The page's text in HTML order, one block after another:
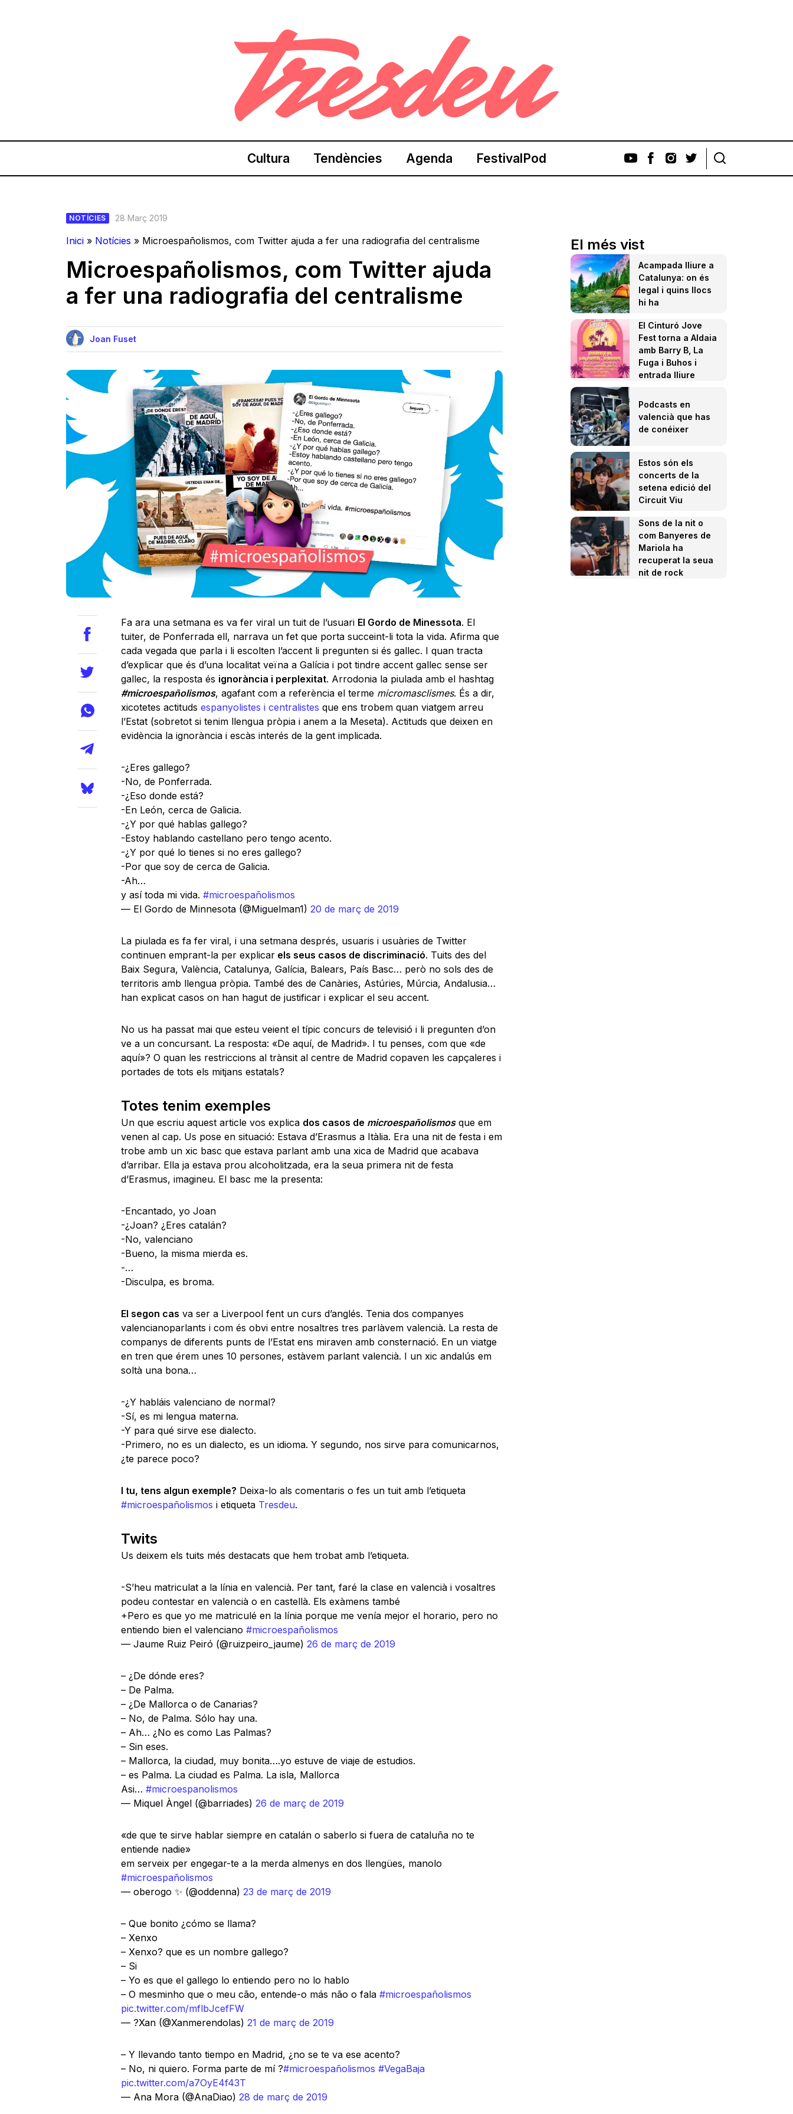
Cultura Tendències Agenda FestivalPod
NOTÍCIES 28 Març 2019
Inici » Notícies » Microespañolismos, com Twitter ajuda a fer una radiografia del centralisme
Microespañolismos, com Twitter ajuda
a fer una radiografia del centralisme
Joan Fuset
Fa ara una setmana es va fer viral un tuit de l’usuari El Gordo de Minessota. El
tuiter, de Ponferrada ell, narrava un fet que porta succeint-li tota la vida. Afirma que
cada vegada que parla i li escolten l’accent li pregunten si és gallec. I quan tracta
d’explicar que és d’una localitat veïna a Galícia i pot tindre accent gallec sense ser
gallec, la resposta és ignorància i perplexitat. Arrodonia la piulada amb el hashtag
#microespañolismos, agafant com a referència el terme micromasclismes. És a dir,
xicotetes actituds espanyolistes i centralistes que ens trobem quan viatgem arreu
l’Estat (sobretot si tenim llengua pròpia i anem a la Meseta). Actituds que deixen en
evidència la ignorància i escàs interés de la gent implicada.
-¿Eres gallego?
-No, de Ponferrada.
-¿Eso donde está?
-En León, cerca de Galicia.
-¿Y por qué hablas gallego?
-Estoy hablando castellano pero tengo acento.
-¿Y por qué lo tienes si no eres gallego?
-Por que soy de cerca de Galicia.
-Ah…
y así toda mi vida. #microespañolismos
— El Gordo de Minnesota (@Miguelman1) 20 de març de 2019
La piulada es fa fer viral, i una setmana després, usuaris i usuàries de Twitter
continuen emprant-la per explicarels seus casos de discriminació. Tuits des del
Baix Segura, València, Catalunya, Galícia, Balears, País Basc… però no sols des de
territoris amb llengua pròpia. També des de Canàries, Astúries, Múrcia, Andalusia…
han explicat casos on han hagut de justificar i explicar el seu accent.
No us ha passat mai que esteu veient el típic concurs de televisió i li pregunten d’on
ve a un concursant. La resposta: «De aquí, de Madrid». I tu penses, com que «de
aquí»? O quan les restriccions al trànsit al centre de Madrid copaven les capçaleres i
portades de tots els mitjans estatals?
Totes tenim exemples
Un que escriu aquest article vos explica dos casos de microespañolismosque em
venen al cap. Us pose en situació: Estava d’Erasmus a Itàlia. Era una nit de festa i em
trobe amb un xic basc que estava parlant amb una xica de Madrid que acabava
d’arribar. Ella ja estava prou alcoholitzada, era la seua primera nit de festa
d’Erasmus, imagineu. El basc me la presenta:
-Encantado, yo Joan
-¿Joan? ¿Eres catalán?
-No, valenciano
-Bueno, la misma mierda es.
-…
-Disculpa, es broma.
El segon cas va ser a Liverpool fent un curs d’anglés. Tenia dos companyes
valencianoparlants i com és obvi entre nosaltres tres parlàvem valencià. La resta de
companys de diferents punts de l’Estat ens miraven amb consternació. En un viatge
en tren que érem unes 10 persones, estàvem parlant valencià. I un xic andalús em
soltà una bona…
-¿Y habláis valenciano de normal?
-Sí, es mi lengua materna.
-Y para qué sirve ese dialecto.
-Primero, no es un dialecto, es un idioma. Y segundo, nos sirve para comunicarnos,
¿te parece poco?
I tu, tens algun exemple? Deixa-lo als comentaris o fes un tuit amb l’etiqueta
#microespañolismos i etiqueta Tresdeu.
Twits
Us deixem els tuits més destacats que hem trobat amb l’etiqueta.
-S’heu matriculat a la línia en valencià. Per tant, faré la clase en valencià i vosaltres
podeu contestar en valencià o en castellà. Els exàmens també
+Pero es que yo me matriculé en la línia porque me venía mejor el horario, pero no
entiendo bien el valenciano #microespañolismos
— Jaume Ruiz Peiró (@ruizpeiro_jaume) 26 de març de 2019
– ¿De dónde eres?
– De Palma.
– ¿De Mallorca o de Canarias?
– No, de Palma. Sólo hay una.
– Ah… ¿No es como Las Palmas?
– Sin eses.
– Mallorca, la ciudad, muy bonita….yo estuve de viaje de estudios.
– es Palma. La ciudad es Palma. La isla, Mallorca
Asi… #microespanolismos
— Miquel Àngel (@barriades) 26 de març de 2019
«de que te sirve hablar siempre en catalán o saberlo si fuera de cataluña no te
entiende nadie»
em serveix per engegar-te a la merda almenys en dos llengües, manolo
#microespañolismos
— oberogo ✨ (@oddenna) 23 de març de 2019
– Que bonito ¿cómo se llama?
– Xenxo
– Xenxo? que es un nombre gallego?
– Si
– Yo es que el gallego lo entiendo pero no lo hablo
– O mesminho que o meu cão, entende-o más não o fala #microespañolismos
pic.twitter.com/mflbJcefFW
— ?Xan (@Xanmerendolas) 21 de març de 2019
– Y llevando tanto tiempo en Madrid, ¿no se te va ese acento?
– No, ni quiero. Forma parte de mí ?#microespañolismos #VegaBaja
pic.twitter.com/a7OyE4f43T
— Ana Mora (@AnaDiao) 28 de març de 2019
El més vist
Acampada lliure a
Catalunya: on és
legal i quins llocs
hi ha
El Cinturó Jove
Fest torna a Aldaia
amb Barry B, La
Fuga i Buhos i
entrada lliure
Podcasts en
valencià que has
de conéixer
Estos són els
concerts de la
setena edició del
Circuit Viu
Sons de la nit o
com Banyeres de
Mariola ha
recuperat la seua
nit de rock